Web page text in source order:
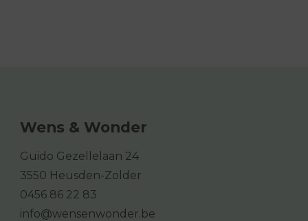
Wens & Wonder
Guido Gezellelaan 24
3550 Heusden-Zolder
0456 86 22 83
info@wensenwonder.be